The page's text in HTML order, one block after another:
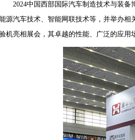
2024中国西部国际汽车制造技术与装备
源汽车技术、智能网联技术等，并举办
机亮相展会，其卓越的性能、广泛的应用